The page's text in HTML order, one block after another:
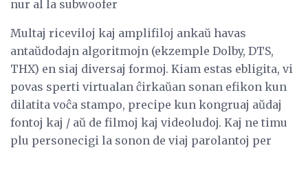
nur al la subwoofer
Multaj riceviloj kaj amplifiloj ankaŭ havas
antaŭdodajn algoritmojn (ekzemple Dolby, DTS,
THX) en siaj diversaj formoj. Kiam estas ebligita, vi
povas sperti virtualan ĉirkaŭan sonan efikon kun
dilatita voĉa stampo, precipe kun kongruaj aŭdaj
fontoj kaj / aŭ de filmoj kaj videoludoj. Kaj ne timu
plu personecigi la sonon de viaj parolantoj per